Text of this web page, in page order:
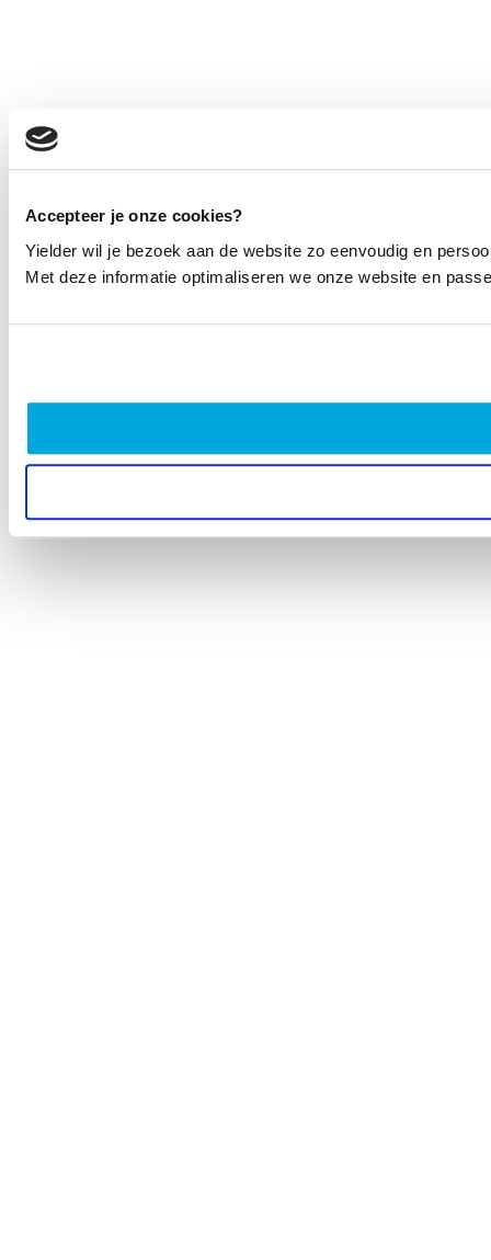
Accepteer je onze cookies?
Yielder wil je bezoek aan de website zo eenvoudig en
Met deze informatie optimaliseren we onze website en